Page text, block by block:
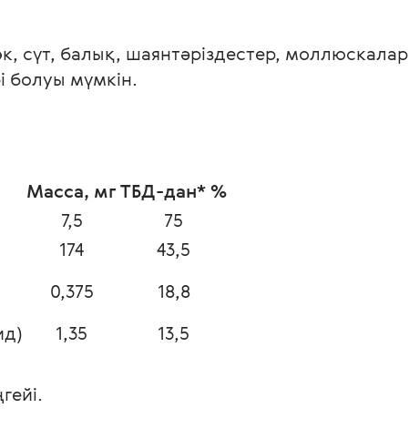
сүт, балық, шаянтәріздестер, моллюскалар
болуы мүмкін.
Масса, мгТБД-дан* %
7,5
75
174
43,5
0,375
18,8
1,35 13,5